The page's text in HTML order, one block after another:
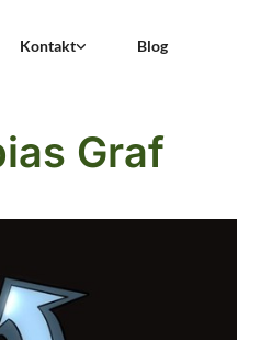
Kontakt Blog
Graf